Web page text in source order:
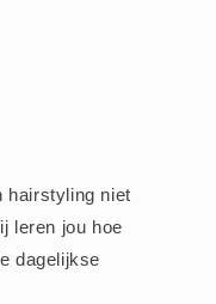
hairstyling niet
leren jou hoe
dagelijkse